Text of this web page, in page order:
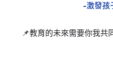
-激發孩
📌教育的未來需要你我共